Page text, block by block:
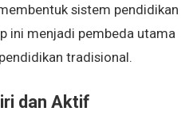
sistem pendidikan
ini menjadi pembeda utama
tradisional.
dan Aktif